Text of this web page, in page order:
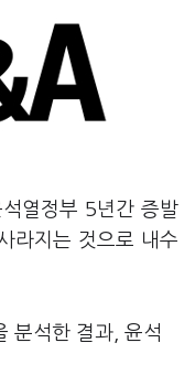
열정부 5년간 증발
라지는 것으로 내수
분석한 결과, 윤석